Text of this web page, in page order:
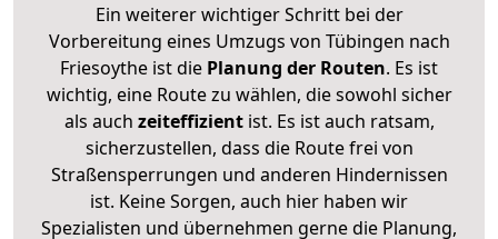
Ein weiterer wichtiger Schritt bei der
Vorbereitung eines Umzugs von Tübingen nach
Friesoythe ist die Planung der Routen. Es ist
wichtig, eine Route zu wählen, die sowohl sicher
als auch zeiteffizientist. Es ist auch ratsam,
sicherzustellen, dass die Route frei von
Straßensperrungen und anderen Hindernissen
ist. Keine Sorgen, auch hier haben wir
Spezialisten und übernehmen gerne die Planung,